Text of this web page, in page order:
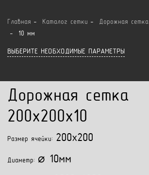
Главная Каталог сетки Дорожная сетка
10 мм
ВЫБЕРИТЕ НЕОБХОДИМЫЕ ПАРАМЕТРЫ
Дорожная сетка
200x200x10
Размер ячейки: 200x200
Диаметр: ⌀ 10мм